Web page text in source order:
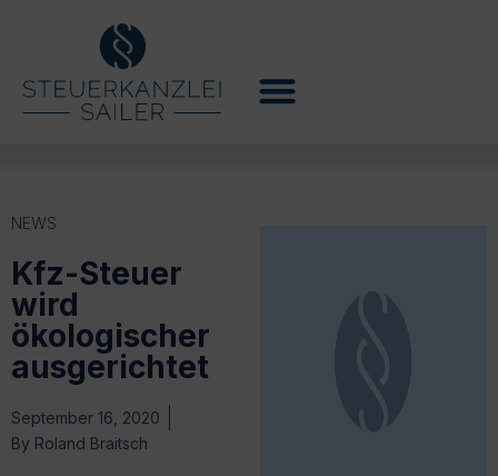
NEWS
Kfz-Steuer
wird
ökologischer
ausgerichtet
September 16, 2020
By Roland Braitsch